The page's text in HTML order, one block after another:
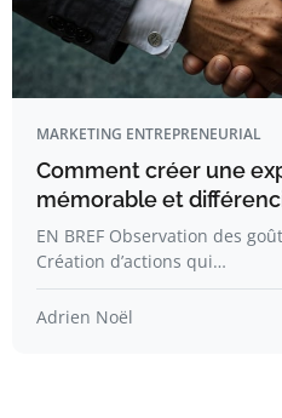
MARKETING ENTREPRENEURIAL
Comment créer une
mémorable et
EN BREF Observation des
Création d’actions qui…
Adrien Noël